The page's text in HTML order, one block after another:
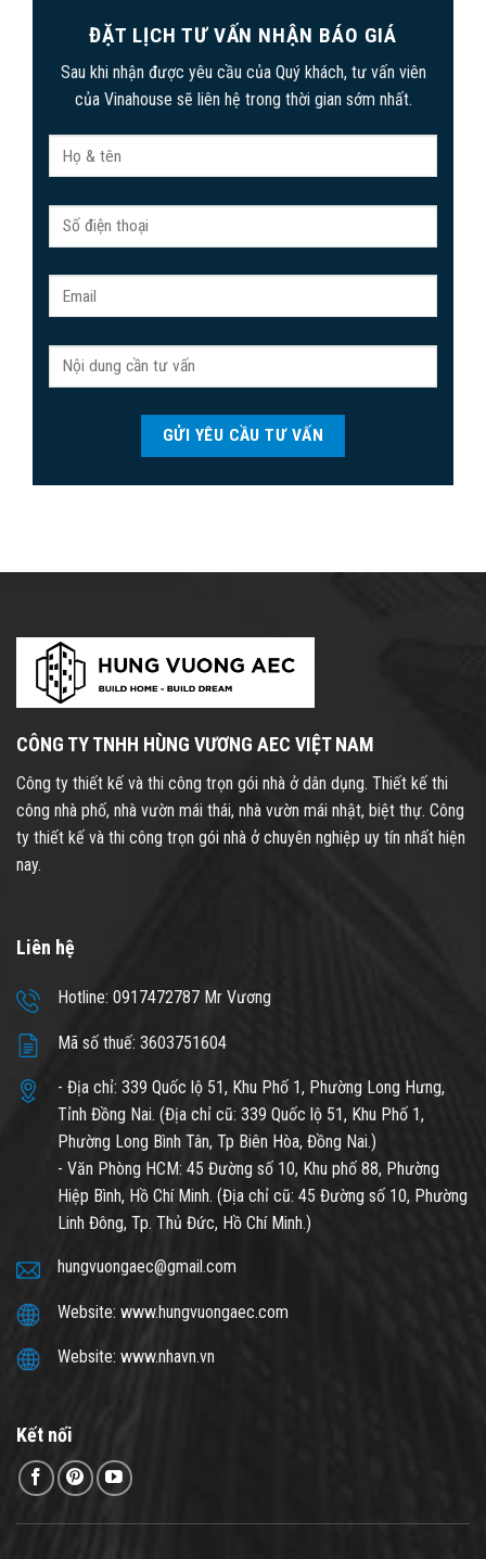
ĐẶT LỊCH TƯ VẤN NHẬN BÁO GIÁ
Sau khi nhận được yêu cầu của Quý khách, tư vấn viên
của Vinahouse sẽ liên hệ trong thời gian sớm nhất.
CÔNG TY TNHH HÙNG VƯƠNG AEC VIỆT NAM
Công ty thiết kế và thi công trọn gói nhà ở dân dụng. Thiết kế thi
công nhà phố, nhà vườn mái thái, nhà vườn mái nhật, biệt thự. Công
ty thiết kế và thi công trọn gói nhà ở chuyên nghiệp uy tín nhất hiện
nay.
Liên hệ
Hotline: 0917472787 Mr Vương
Mã số thuế: 3603751604
- Địa chỉ: 339 Quốc lộ 51, Khu Phố 1, Phường Long Hưng,
Tỉnh Đồng Nai. (Địa chỉ cũ: 339 Quốc lộ 51, Khu Phố 1,
Phường Long Bình Tân, Tp Biên Hòa, Đồng Nai.)
- Văn Phòng HCM: 45 Đường số 10, Khu phố 88, Phường
Hiệp Bình, Hồ Chí Minh. (Địa chỉ cũ: 45 Đường số 10, Phường
Linh Đông, Tp. Thủ Đức, Hồ Chí Minh.)
hungvuongaec@gmail.com
Website: www.hungvuongaec.com
Website: www.nhavn.vn
Kết nối